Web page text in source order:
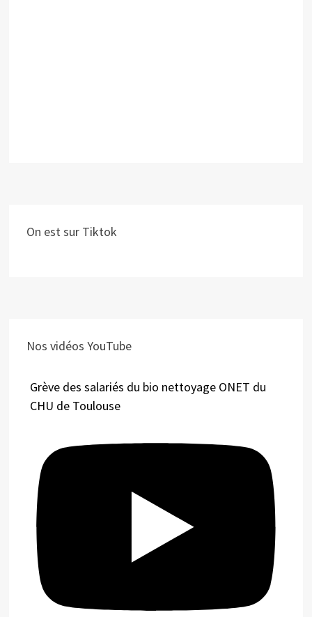
On est sur Tiktok
Nos vidéos YouTube
Grève des salariés du bio nettoyage ONET du
CHU de Toulouse